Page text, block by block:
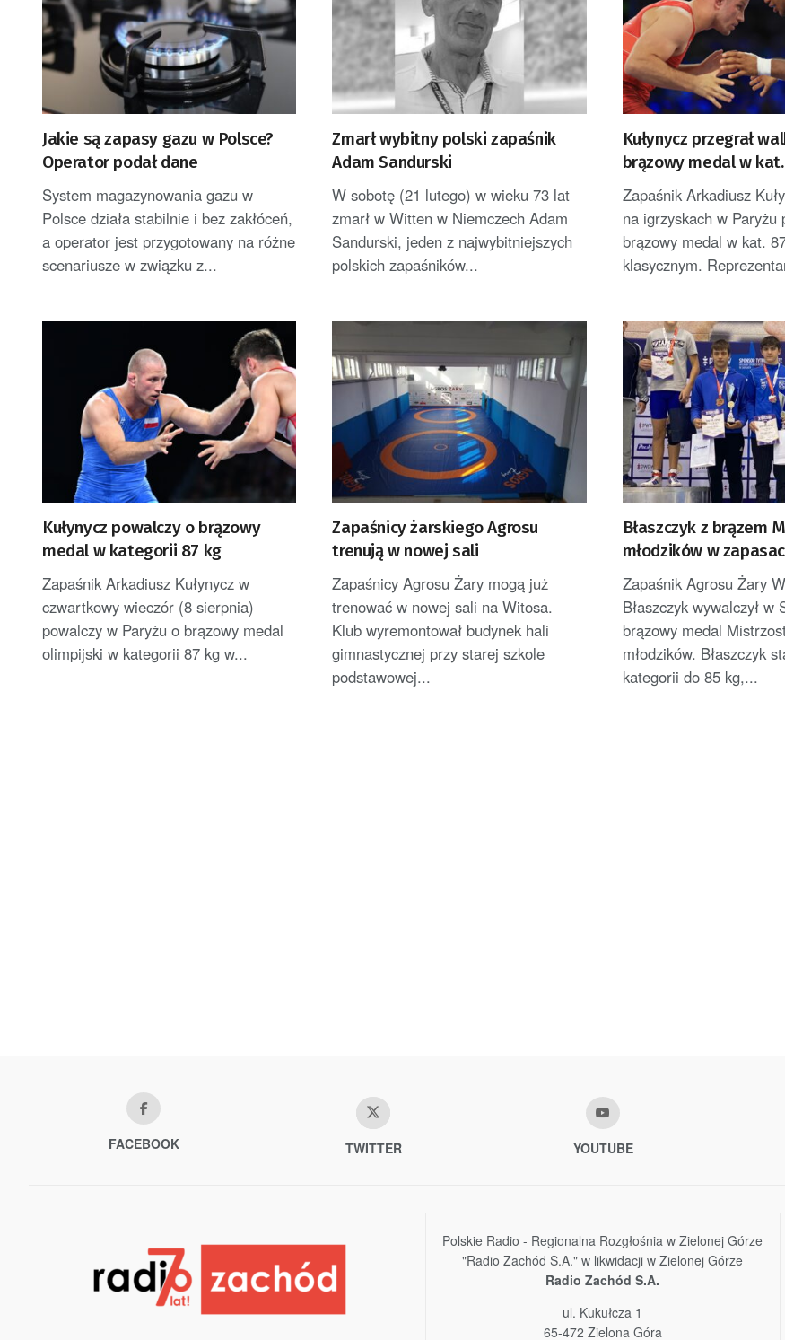
Jakie są zapasy gazu w Polsce?
Operator podał dane
System magazynowania gazu w
Polsce działa stabilnie i bez zakłóceń,
a operator jest przygotowany na różne
scenariusze w związku z...
Zmarł wybitny polski zapaśnik
Adam Sandurski
W sobotę (21 lutego) w wieku 73 lat
zmarł w Witten w Niemczech Adam
Sandurski, jeden z najwybitniejszych
polskich zapaśników...
Kułynycz przegrał
brązowy medal w
Zapaśnik Arkadiusz
na igrzyskach w Paryżu
brązowy medal w kat.
klasycznym.
Kułynycz powalczy o brązowy
medal w kategorii 87 kg
Zapaśnik Arkadiusz Kułynycz w
czwartkowy wieczór (8 sierpnia)
powalczy w Paryżu o brązowy medal
olimpijski w kategorii 87 kg w...
Zapaśnicy żarskiego Agrosu
trenują w nowej sali
Zapaśnicy Agrosu Żary mogą już
trenować w nowej sali na Witosa.
Klub wyremontował budynek hali
gimnastycznej przy starej szkole
podstawowej...
Błaszczyk z brązem
młodzików w
Zapaśnik Agrosu Żary
Błaszczyk wywalczył w
brązowy medal
młodzików. Błaszczyk
kategorii do 85 kg,...
FACEBOOK TWITTER YOUTUBE
Polskie Radio - Regionalna Rozgłośnia w Zielonej Górze
"Radio Zachód S.A." w likwidacji w Zielonej Górze
Radio Zachód S.A.
ul. Kukułcza 1
65-472 Zielona Góra